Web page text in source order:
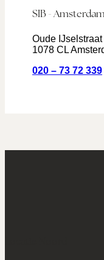
SIB -
Oude IJselstraat
1078 CL
020 – 73 72 339